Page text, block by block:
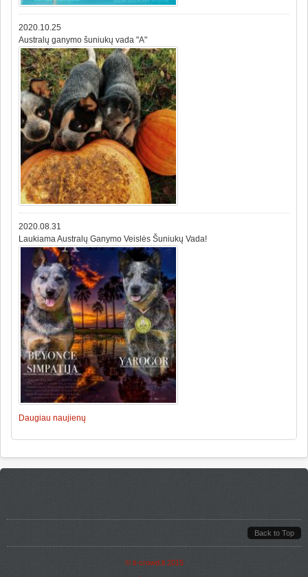
2020.10.25
Australų ganymo šuniukų vada "A"
2020.08.31
Laukiama Australų Ganymo Veislės Šuniukų Vada!
Daugiau naujienų
Back to Top
© it-crowd.lt2015